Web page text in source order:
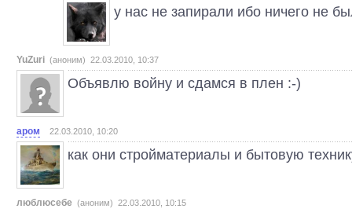
у нас не запирали ибо ничего не
YuZuri (аноним) 22.03.2010, 10:37
Объявлю войну и сдамся в плен :-)
аром 22.03.2010, 10:20
как они стройматериалы и бытовую
люблюсебе (аноним) 22.03.2010, 10:15